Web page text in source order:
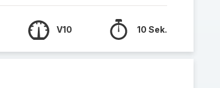
V10 10 Sek.